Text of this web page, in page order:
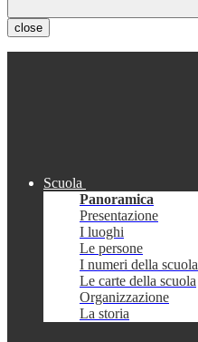
close
Scuola
Panoramica
Presentazione
I luoghi
Le persone
I numeri della scuola
Le carte della scuola
Organizzazione
La storia